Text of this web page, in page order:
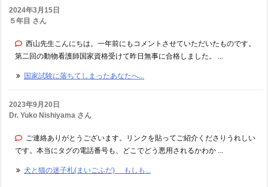
2024年3月15日
５年目 さん
西山先生こんにちは。一年前にもコメントさせていただいたものです。
第二回の動物看護師国家資格受けて昨日無事に合格しました。 ...
国家試験に落ちてしまったあなたへ...
2023年9月20日
Dr. Yuko Nishiyama さん
ご連絡ありがとうございます。リンクを貼ってご紹介くださりうれしい
です。本当にタグの電話番号も、どこでどう悪用されるかわか ...
犬と猫の迷子札(まいごふだ) もしも...